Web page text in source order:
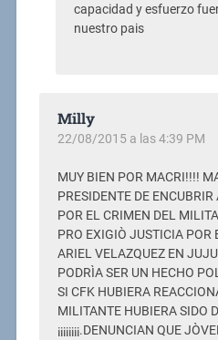
capacidad y esfuerzo
nuestro pais
Milly
22/08/2015 a las 4:39 PM
MUY BIEN POR MACRI!!!!
PRESIDENTE DE
POR EL CRIMEN DEL
PRO EXIGIÒ JUSTICIA POR
ARIEL VELAZQUEZ EN
PODRÌA SER UN HECHO
SI CFK HUBIERA
MILITANTE HUBIERA SIDO
¡¡¡¡¡¡¡¡.DENUNCIAN QUE